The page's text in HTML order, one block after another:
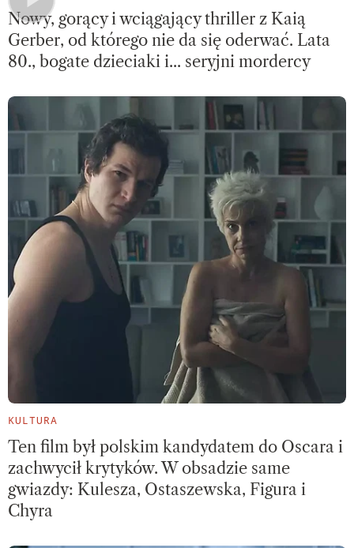
Nowy, gorący i wciągający thriller z Kaią
Gerber, od którego nie da się oderwać. Lata
80., bogate dzieciaki i... seryjni mordercy
KULTURA
Ten film był polskim kandydatem do Oscara i
zachwycił krytyków. W obsadzie same
gwiazdy: Kulesza, Ostaszewska, Figura i
Chyra